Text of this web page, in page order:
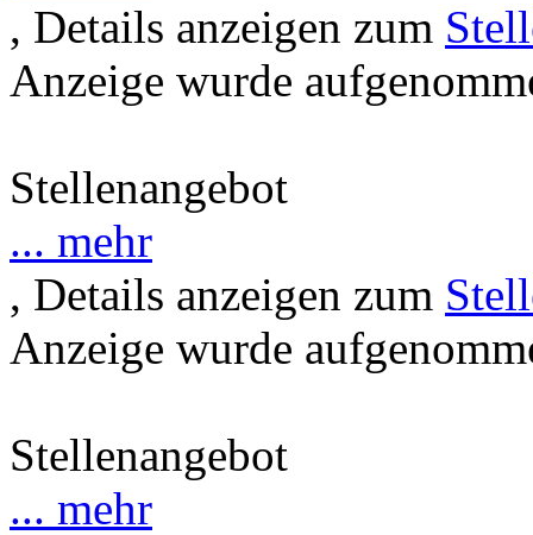
, Details anzeigen zum
Anzeige wurde
Stellenangebot
... mehr
, Details anzeigen zum
Anzeige wurde
Stellenangebot
... mehr